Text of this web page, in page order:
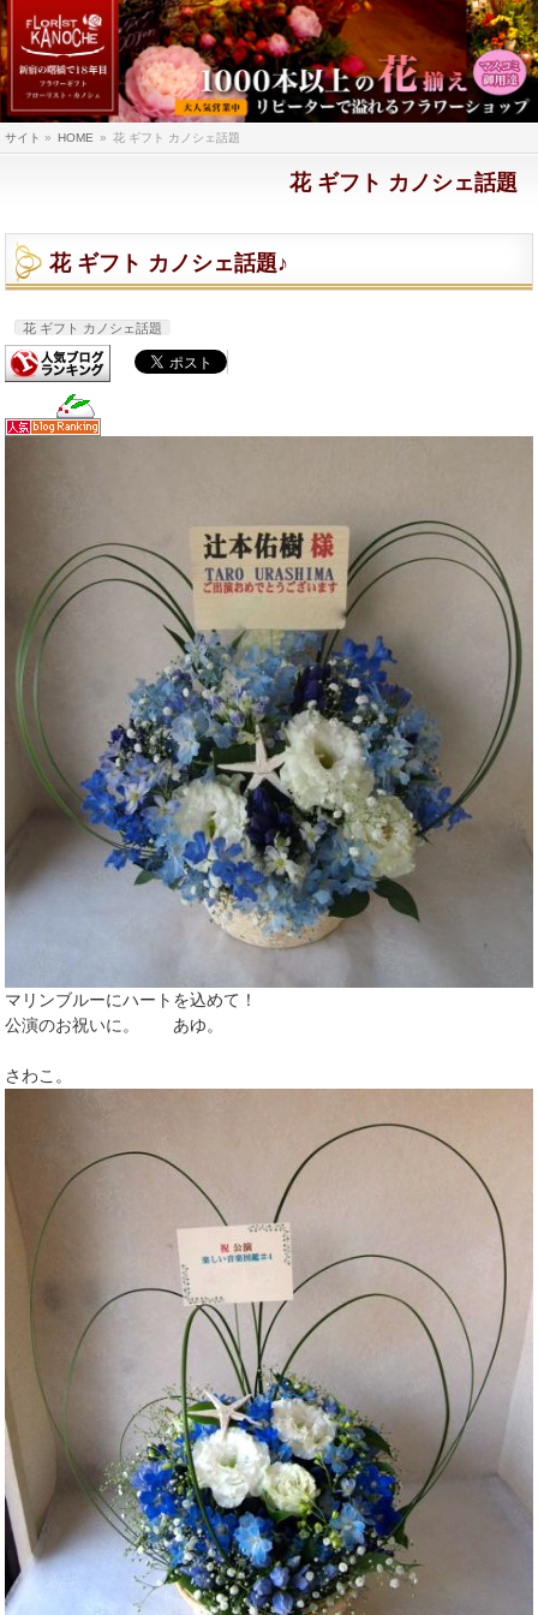
サイト » HOME » 花 ギフト カノシェ話題
花 ギフト カノシェ話題
花 ギフト カノシェ話題♪
花 ギフト カノシェ話題
マリンブルーにハートを込めて！
公演のお祝いに。 あゆ。
さわこ。